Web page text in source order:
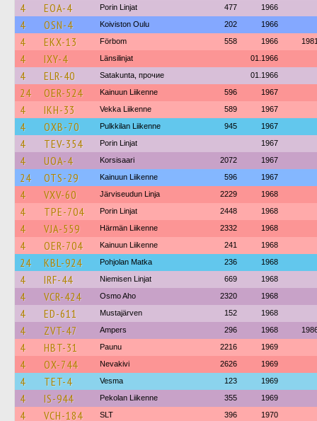
4 EOA-4 Porin Linjat 477 1966
4 OSN-4 Koiviston Oulu 202 1966
4 EKX-13 Förbom 558 1966
4 IXY-4 Länsilinjat 01.1966
4 ELR-40 Satakunta, прочие 01.1966
24 OER-524 Kainuun Liikenne 596 1967
4 IKH-33 Vekka Liikenne 589 1967
4 OXB-70 Pulkkilan Liikenne 945 1967
4 TEV-354 Porin Linjat 1967
4 UOA-4 Korsisaari 2072 1967
24 OTS-29 Kainuun Liikenne 596 1967
4 VXV-60 Järviseudun Linja 2229 1968
4 TPE-704 Porin Linjat 2448 1968
4 VJA-559 Härmän Liikenne 2332 1968
4 OER-704 Kainuun Liikenne 241 1968
24 KBL-924 Pohjolan Matka 236 1968
4 IRF-44 Niemisen Linjat 669 1968
4 VCR-424 Osmo Aho 2320 1968
4 ED-611 Mustajärven 152 1968
4 ZVT-47 Ampers 296 1968
4 HBT-31 Paunu 2216 1969
4 OX-744 Nevakivi 2626 1969
4 TET-4 Vesma 123 1969
4 IS-944 Pekolan Liikenne 355 1969
4 VCH-184 SLT 396 1970